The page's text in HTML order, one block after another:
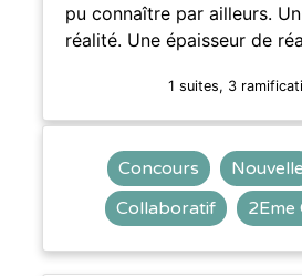
pu connaître par ailleurs.
réalité. Une épaisseur de
1 suites, 3
Concours Nouvelle
Collaboratif
2Eme